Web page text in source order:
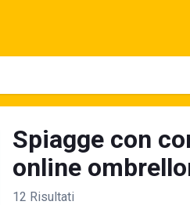
Spiagge con
online
12 Risultati